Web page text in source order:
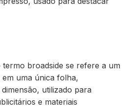
broadside se refere a um
uma única folha,
utilizado para
e materiais